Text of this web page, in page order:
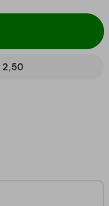
2,50